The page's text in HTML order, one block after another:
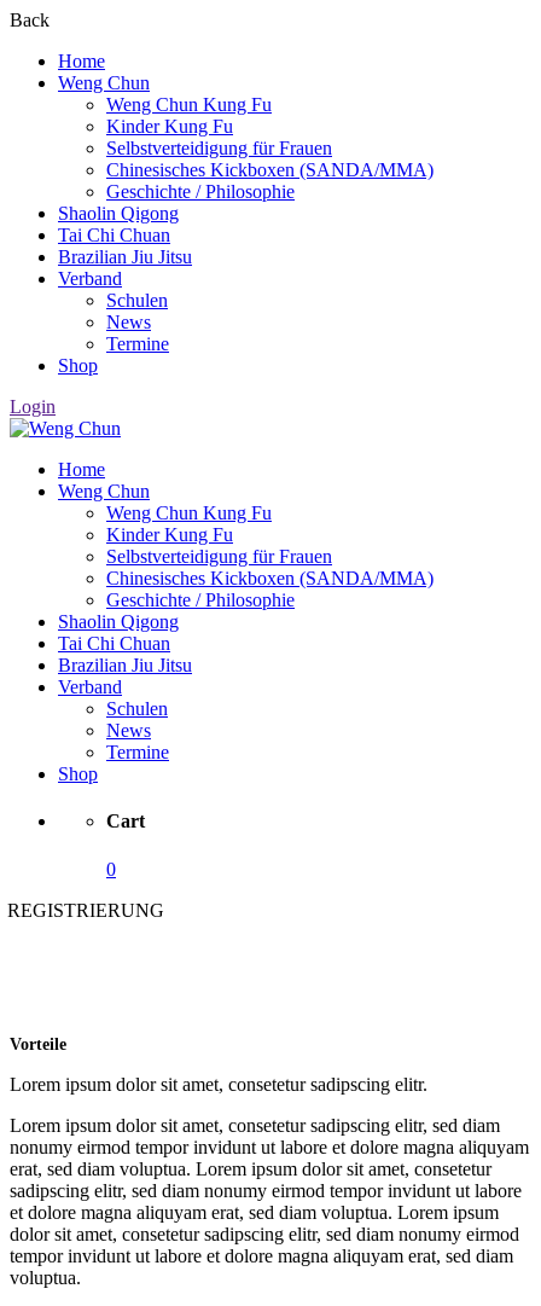
Back
Home
Weng Chun
Weng Chun Kung Fu
Kinder Kung Fu
Selbstverteidigung für Frauen
Chinesisches Kickboxen (SANDA/MMA)
Geschichte / Philosophie
Shaolin Qigong
Tai Chi Chuan
Brazilian Jiu Jitsu
Verband
Schulen
News
Termine
Shop
Login
Home
Weng Chun
Weng Chun Kung Fu
Kinder Kung Fu
Selbstverteidigung für Frauen
Chinesisches Kickboxen (SANDA/MMA)
Geschichte / Philosophie
Shaolin Qigong
Tai Chi Chuan
Brazilian Jiu Jitsu
Verband
Schulen
News
Termine
Shop
Cart
0
REGISTRIERUNG
Vorteile
Lorem ipsum dolor sit amet, consetetur sadipscing elitr.
Lorem ipsum dolor sit amet, consetetur sadipscing elitr, sed diam
nonumy eirmod tempor invidunt ut labore et dolore magna aliquyam
erat, sed diam voluptua. Lorem ipsum dolor sit amet, consetetur
sadipscing elitr, sed diam nonumy eirmod tempor invidunt ut labore
et dolore magna aliquyam erat, sed diam voluptua. Lorem ipsum
dolor sit amet, consetetur sadipscing elitr, sed diam nonumy eirmod
tempor invidunt ut labore et dolore magna aliquyam erat, sed diam
voluptua.